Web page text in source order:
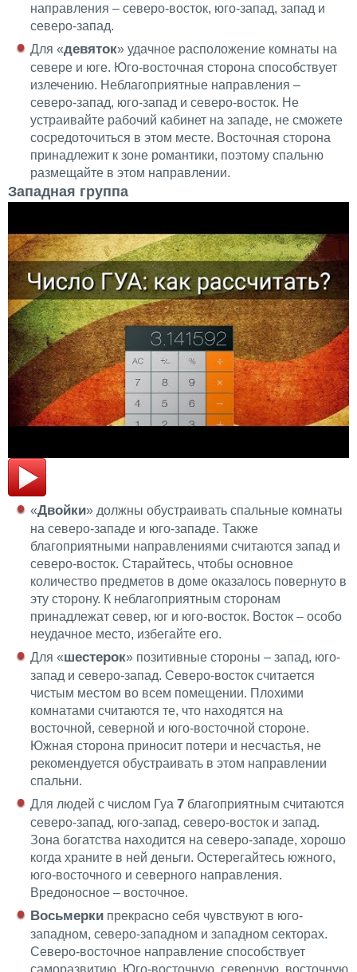
направления – северо-восток, юго-запад, запад и
северо-запад.
Для «девяток» удачное расположение комнаты на
севере и юге. Юго-восточная сторона способствует
излечению. Неблагоприятные направления –
северо-запад, юго-запад и северо-восток. Не
устраивайте рабочий кабинет на западе, не сможете
сосредоточиться в этом месте. Восточная сторона
принадлежит к зоне романтики, поэтому спальню
размещайте в этом направлении.
Западная группа
«Двойки» должны обустраивать спальные комнаты
на северо-западе и юго-западе. Также
благоприятными направлениями считаются запад и
северо-восток. Старайтесь, чтобы основное
количество предметов в доме оказалось повернуто в
эту сторону. К неблагоприятным сторонам
принадлежат север, юг и юго-восток. Восток – особо
неудачное место, избегайте его.
Для «шестерок» позитивные стороны – запад, юго-
запад и северо-запад. Северо-восток считается
чистым местом во всем помещении. Плохими
комнатами считаются те, что находятся на
восточной, северной и юго-восточной стороне.
Южная сторона приносит потери и несчастья, не
рекомендуется обустраивать в этом направлении
спальни.
Для людей с числом Гуа 7 благоприятным считаются
северо-запад, юго-запад, северо-восток и запад.
Зона богатства находится на северо-западе, хорошо
когда храните в ней деньги. Остерегайтесь южного,
юго-восточного и северного направления.
Вредоносное – восточное.
Восьмерки прекрасно себя чувствуют в юго-
западном, северо-западном и западном секторах.
Северо-восточное направление способствует
саморазвитию. Юго-восточную, северную, восточную